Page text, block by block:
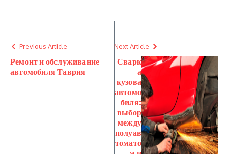
Previous Article
Ремонт и обслуживание
автомобиля Таврия
Next Article
Сварк
а
кузова
автомо
биля:
выбор
между
полуав
томато